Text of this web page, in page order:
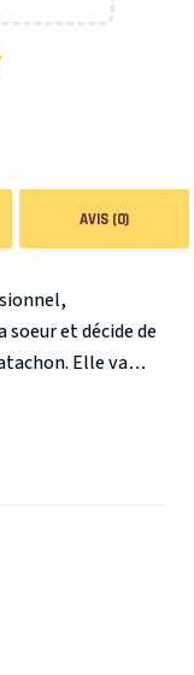
AVIS (0)
soeur et décide de
Elle va
soeur joue un
venir en aide
2009, "Ma soeur